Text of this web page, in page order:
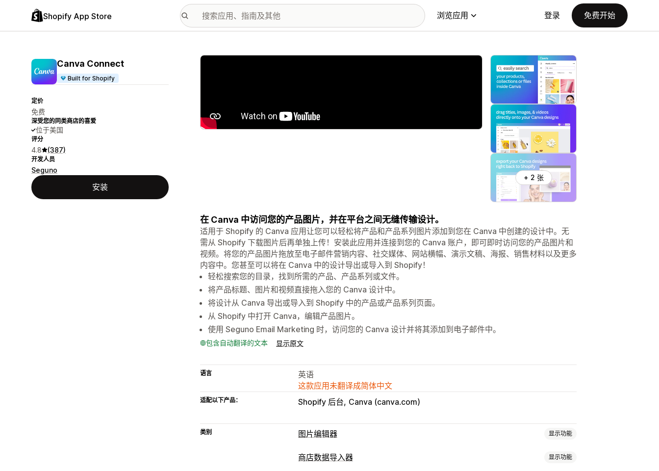
Shopify App Store 浏览应用 登录 免费开始
Canva Connect
Built for Shopify
定价
免费
深受您的同类商店的喜爱
位于美国
评分
4.8 (387)
开发人员
Seguno
安装
配图图库
+ 2 张
在 Canva 中访问您的产品图片，并在平台之间无缝传输设计。
适用于 Shopify 的 Canva 应用让您可以轻松将产品和产品系列图片添加到您在 Canva 中创建的设计中。无
需从 Shopify 下载图片后再单独上传！安装此应用并连接到您的 Canva 账户，即可即时访问您的产品图片和
视频。将您的产品图片拖放至电子邮件营销内容、社交媒体、网站横幅、演示文稿、海报、销售材料以及更多
内容中。您甚至可以将在 Canva 中的设计导出或导入到 Shopify！
轻松搜索您的目录，找到所需的产品、产品系列或文件。
将产品标题、图片和视频直接拖入您的 Canva 设计中。
将设计从 Canva 导出或导入到 Shopify 中的产品或产品系列页面。
从 Shopify 中打开 Canva，编辑产品图片。
使用 Seguno Email Marketing 时，访问您的 Canva 设计并将其添加到电子邮件中。
包含自动翻译的文本 显示原文
语言
英语
这款应用未翻译成简体中文
适配以下产品： Shopify 后台 Canva (canva.com)
类别 图片编辑器 显示功能
图片优化
商店数据导入器 显示功能